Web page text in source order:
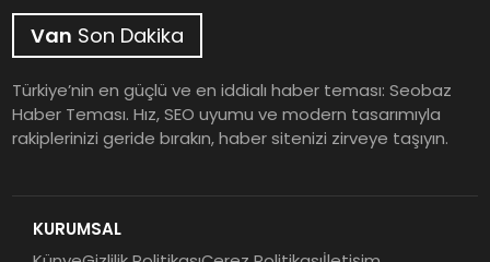
Van Son Dakika
Türkiye’nin en güçlü ve en iddialı haber teması: Seobaz
Haber Teması. Hız, SEO uyumu ve modern tasarımıyla
rakiplerinizi geride bırakın, haber sitenizi zirveye taşıyın.
KURUMSAL